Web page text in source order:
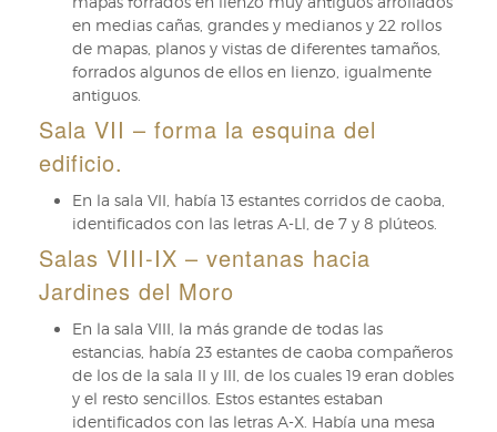
en medias cañas, grandes y medianos y 22 rollos
de mapas, planos y vistas de diferentes tamaños,
forrados algunos de ellos en lienzo, igualmente
antiguos.
Sala VII – forma la esquina del
edificio.
En la sala VII, había 13 estantes corridos de caoba,
identificados con las letras A-Ll, de 7 y 8 plúteos.
Salas VIII-IX – ventanas hacia
Jardines del Moro
En la sala VIII, la más grande de todas las
estancias, había 23 estantes de caoba compañeros
de los de la sala II y III, de los cuales 19 eran dobles
y el resto sencillos. Estos estantes estaban
identificados con las letras A-X. Había una mesa